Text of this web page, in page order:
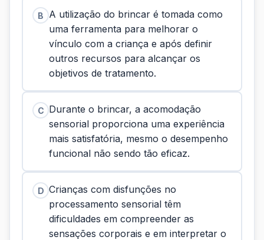
B
A utilização do brincar é tomada como
uma ferramenta para melhorar o
vínculo com a criança e após definir
outros recursos para alcançar os
objetivos de tratamento.
C Durante o brincar, a acomodação
sensorial proporciona uma experiência
mais satisfatória, mesmo o desempenho
funcional não sendo tão eficaz.
D Crianças com disfunções no
processamento sensorial têm
dificuldades em compreender as
sensações corporais e em interpretar o